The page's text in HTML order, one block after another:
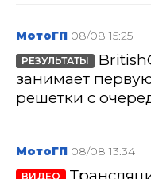
МотоГП 08/08 15:25
РЕЗУЛЬТАТЫ
занимает
решетки с
МотоГП 08/08 13:34
ВИДЕО